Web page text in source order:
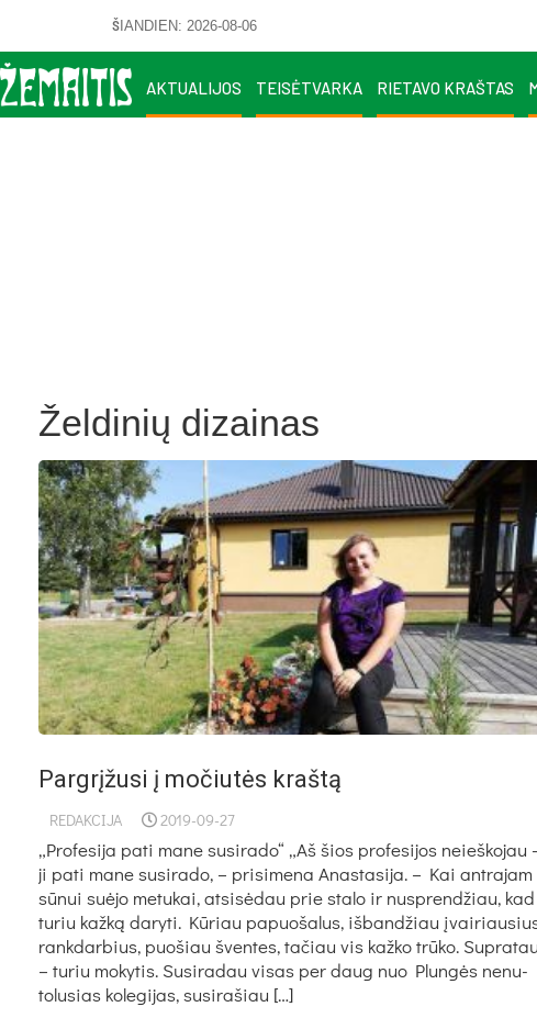
ŠIANDIEN: 2026-08-06
AKTUALIJOS TEISĖTVARKA RIETAVO KRAŠTAS
Želdinių dizainas
Pargrįžusi į močiutės kraštą
REDAKCIJA 2019-09-27
„Pro­fe­si­ja pa­ti ma­ne su­si­ra­do“ „Aš šios pro­fe­si­jos neieš­ko­jau
ji pa­ti ma­ne su­si­ra­do, – pri­si­me­na Anas­ta­si­ja. – Kai ant­ra­jam
sū­nui suė­jo me­tu­kai, at­si­sė­dau prie sta­lo ir nu­spren­džiau, kad
tu­riu kaž­ką da­ry­ti. Kū­riau pa­puo­ša­lus, iš­ban­džiau
rank­dar­bius, puo­šiau šven­tes, ta­čiau vis kaž­ko trū­ko. Sup­ra­tau
– tu­riu mo­ky­tis. Su­si­ra­dau vi­sas per daug nuo Plun­gės ne­nu­
to­lu­sias ko­le­gi­jas, su­si­ra­šiau […]